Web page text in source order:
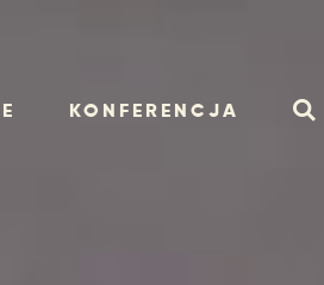
KONFERENCJA